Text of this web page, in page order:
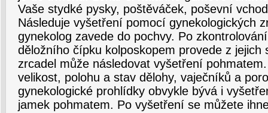
Vaše stydké pysky, poštěváček, poševní
Následuje vyšetření pomocí gynekologických
gynekolog zavede do pochvy. Po
děložního čípku kolposkopem provede z jejich
zrcadel může následovat vyšetření
velikost, polohu a stav dělohy, vaječníků a
gynekologické prohlídky obvykle bývá i
jamek pohmatem. Po vyšetření se můžete